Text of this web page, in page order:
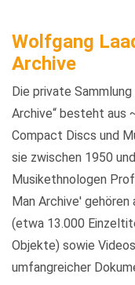
Wolfgang
Archive
Die private
Archive“ besteht aus
Compact Discs und
sie zwischen 1950
Musikethnologen
Man Archive'
(etwa 13.000
Objekte) sowie
umfangreicher